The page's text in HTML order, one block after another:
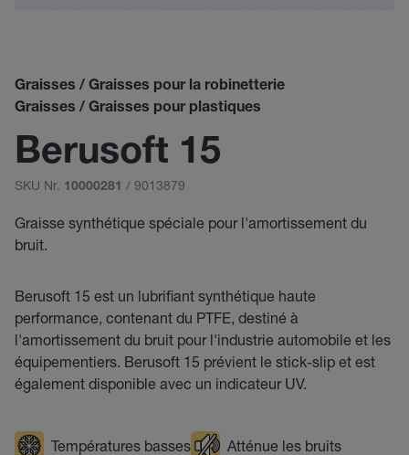
Graisses / Graisses pour la robinetterie
Graisses / Graisses pour plastiques
Berusoft 15
SKU Nr. 10000281 / 9013879
Graisse synthétique spéciale pour l'amortissement du
bruit.
Berusoft 15 est un lubrifiant synthétique haute
performance, contenant du PTFE, destiné à
l'amortissement du bruit pour l'industrie automobile et les
équipementiers. Berusoft 15 prévient le stick-slip et est
également disponible avec un indicateur UV.
Températures basses
Atténue les bruits